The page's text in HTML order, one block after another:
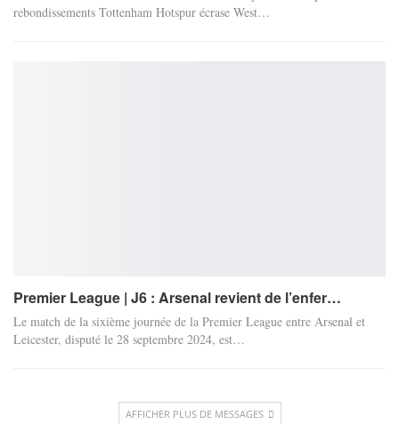
rebondissements Tottenham Hotspur écrase West…
Premier League | J6 : Arsenal revient de l’enfer…
Le match de la sixième journée de la Premier League entre Arsenal et
Leicester, disputé le 28 septembre 2024, est…
AFFICHER PLUS DE MESSAGES